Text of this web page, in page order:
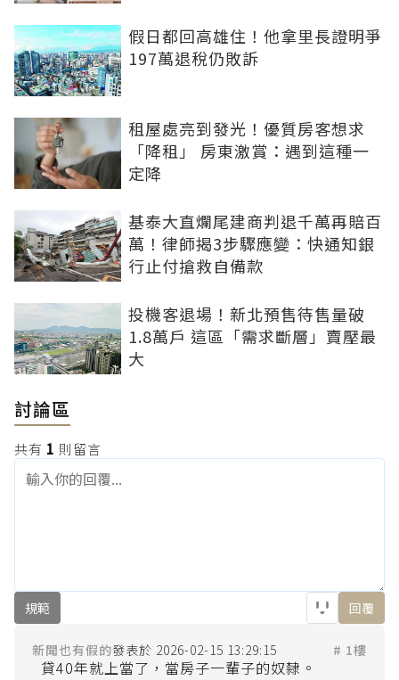
假日都回高雄住！他拿里長證明爭
197萬退稅仍敗訴
租屋處亮到發光！優質房客想求
「降租」 房東激賞：遇到這種一
定降
基泰大直爛尾建商判退千萬再賠百
萬！律師揭3步驟應變：快通知銀
行止付搶救自備款
投機客退場！新北預售待售量破
1.8萬戶 這區「需求斷層」賣壓最
大
討論區
共有 1 則留言
規範 回覆
新聞也有假的 2026-02-15 13:29:15 # 1樓